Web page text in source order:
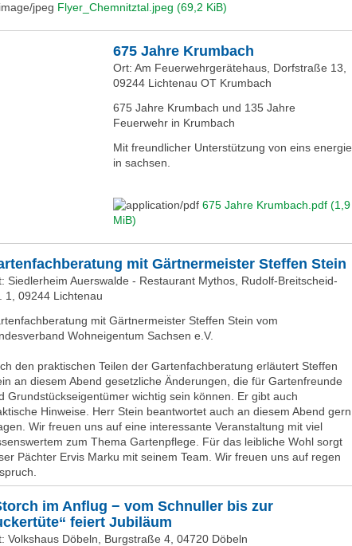
Flyer_Chemnitztal.jpeg (69,2 KiB)
675 Jahre Krumbach
Ort: Am Feuerwehrgerätehaus, Dorfstraße 13,
09244 Lichtenau OT Krumbach
675 Jahre Krumbach und 135 Jahre
Feuerwehr in Krumbach
Mit freundlicher Unterstützung von eins energie
in sachsen.
675 Jahre Krumbach.pdf (1,9
MiB)
mit Gärtnermeister Steffen Stein
Siedlerheim Auerswalde - Restaurant Mythos, Rudolf-Breitscheid-
1, 09244 Lichtenau
mit Gärtnermeister Steffen Stein vom
Wohneigentum Sachsen e.V.
den praktischen Teilen der Gartenfachberatung erläutert Steffen
an diesem Abend gesetzliche Änderungen, die für Gartenfreunde
Grundstückseigentümer wichtig sein können. Er gibt auch
Hinweise. Herr Stein beantwortet auch an diesem Abend gern
Wir freuen uns auf eine interessante Veranstaltung mit viel
zum Thema Gartenpflege. Für das leibliche Wohl sorgt
Pächter Ervis Marku mit seinem Team. Wir freuen uns auf regen
im Anflug − vom Schnuller bis zur
feiert Jubiläum
Volkshaus Döbeln, Burgstraße 4, 04720 Döbeln